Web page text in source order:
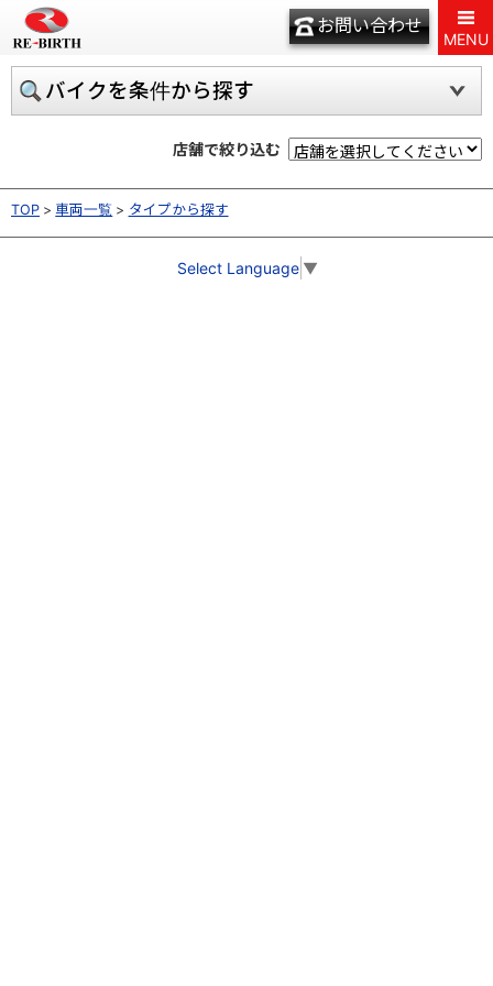
お問い合わせ
MENU
バイクを条件から探す
店舗で絞り込む
TOP 車両一覧 タイプから探す
Select Language ▼